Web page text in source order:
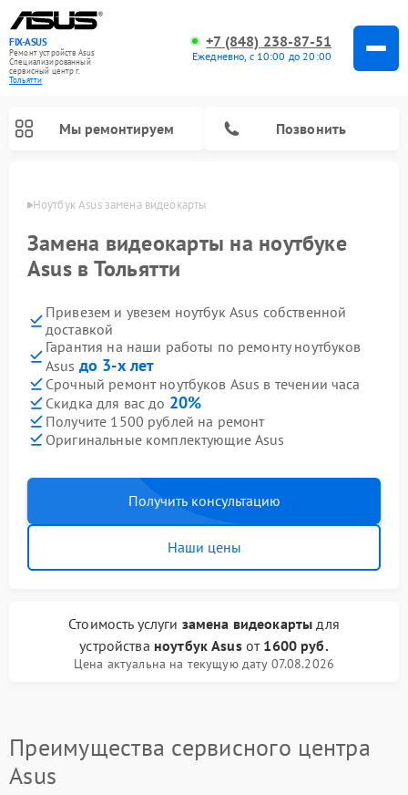
FIX-ASUS
Ремонт устройств Asus
Специализированный
cервисный центр г.
Тольятти
+7 (848) 238-87-51
Ежедневно, с 10:00 до 20:00
Мы ремонтируем Позвонить
Ноутбук Asus замена видеокарты
Замена видеокарты на ноутбуке
Asus в Тольятти
Привезем и увезем ноутбук Asus собственной
доставкой
Гарантия на наши работы по ремонту ноутбуков
Asus до 3-х лет
Срочный ремонт ноутбуков Asus в течении часа
Скидка для вас до 20%
Получите 1500 рублей на ремонт
Оригинальные комплектующие Asus
Получить консультацию
Наши цены
Стоимость услуги замена видеокарты для
устройства ноутбук Asusот 1600 руб.
Цена актуальна на текущую дату 07.08.2026
Преимущества сервисного центра
Asus